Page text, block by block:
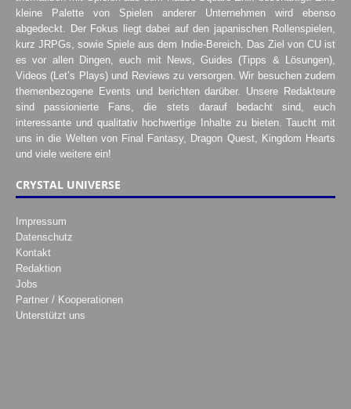
kleine Palette von Spielen anderer Unternehmen wird ebenso
abgedeckt. Der Fokus liegt dabei auf den japanischen Rollenspielen,
kurz JRPGs, sowie Spiele aus dem Indie-Bereich. Das Ziel von CU ist
es vor allen Dingen, euch mit News, Guides (Tipps & Lösungen),
Videos (Let’s Plays) und Reviews zu versorgen. Wir besuchen zudem
themenbezogene Events und berichten darüber. Unsere Redakteure
sind passionierte Fans, die stets darauf bedacht sind, euch
interessante und qualitativ hochwertige Inhalte zu bieten. Taucht mit
uns in die Welten von Final Fantasy, Dragon Quest, Kingdom Hearts
und viele weitere ein!
CRYSTAL UNIVERSE
Impressum
Datenschutz
Kontakt
Redaktion
Jobs
Partner / Kooperationen
Unterstützt uns